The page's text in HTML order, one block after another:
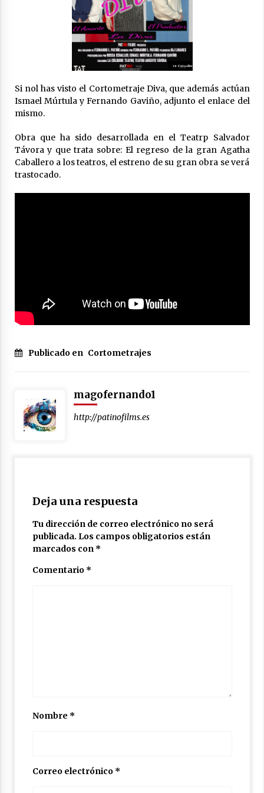
17 de noviembre de 2023
Equipo E.S.C.U.S.A.D.O Mejor Cortometraje del
Festival de Guadalcanal
28 de octubre de 2023
Patiño Films colaborará con la escuela de
artes escénicas La Cólquide Teatro
Patiño Films en el Jurado del VI Certamen de
Teatro Aficionado Algabeño
15 de octubre de 2023
Si nol has visto el Cortometraje Diva, que además actúan
Ismael Múrtula y Fernando Gaviño, adjunto el enlace del
mismo.
Obra que ha sido desarrollada en el Teatrp Salvador
Távora y que trata sobre: El regreso de la gran Agatha
Caballero a los teatros, el estreno de su gran obra se verá
trastocado.
Publicado en Cortometrajes
magofernando1
http://patinofilms.es
Deja una respuesta
Tu dirección de correo electrónico no será
publicada. Los campos obligatorios están
marcados con *
Comentario *
Nombre *
Correo electrónico *